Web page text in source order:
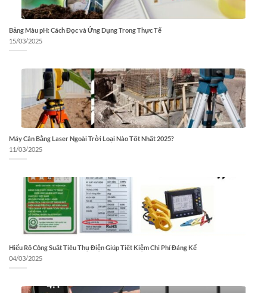
Bảng Màu pH: Cách Đọc và Ứng Dụng Trong Thực Tế
15/03/2025
Máy Cân Bằng Laser Ngoài Trời Loại Nào Tốt Nhất 2025?
11/03/2025
Hiểu Rõ Công Suất Tiêu Thụ Điện Giúp Tiết Kiệm Chi Phí Đáng Kể
04/03/2025